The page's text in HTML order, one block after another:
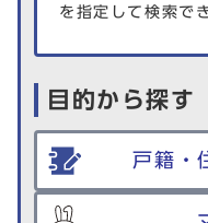
を指定して検索で
目的から探す
戸籍・